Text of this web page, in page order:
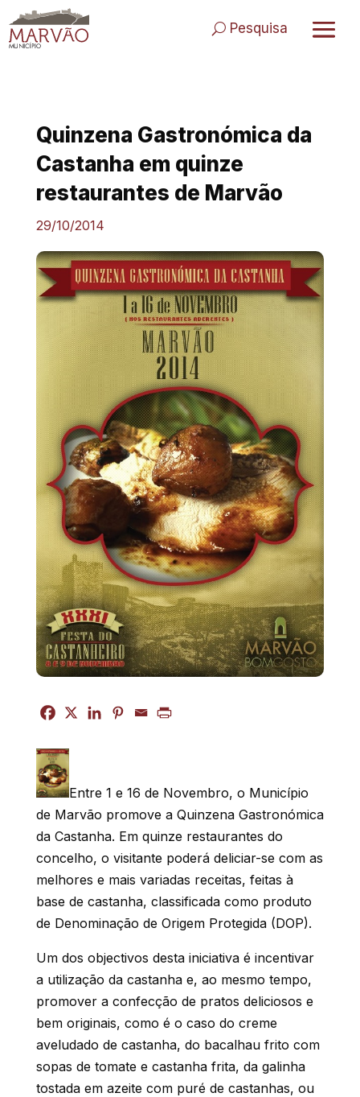
to
content
Pesquisa
Quinzena Gastronómica da
Castanha em quinze
restaurantes de Marvão
29/10/2014
Entre 1 e 16 de Novembro, o Município
de Marvão promove a Quinzena Gastronómica
da Castanha. Em quinze restaurantes do
concelho, o visitante poderá deliciar-se com as
melhores e mais variadas receitas, feitas à
base de castanha, classificada como produto
de Denominação de Origem Protegida (DOP).
Um dos objectivos desta iniciativa é incentivar
a utilização da castanha e, ao mesmo tempo,
promover a confecção de pratos deliciosos e
bem originais, como é o caso do creme
aveludado de castanha, do bacalhau frito com
sopas de tomate e castanha frita, da galinha
tostada em azeite com puré de castanhas, ou